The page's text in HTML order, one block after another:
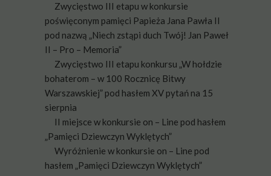
Zwycięstwo III etapu w konkursie
poświęconym pamięci Papieża Jana Pawła II
pod nazwą „Niech zstąpi duch Twój! Jan Paweł
II – Pro – Memoria”
Zwycięstwo III etapu konkursu „W hołdzie
bohaterom – w 100 Rocznicę Bitwy
Warszawskiej” pod hasłem XV pytań na 15
sierpnia
II miejsce w konkursie on – Line pod hasłem
„Pamięci Dziewczyn Wyklętych”
Wyróżnienie w konkursie on – Line pod
hasłem „Pamięci Dziewczyn Wyklętych”